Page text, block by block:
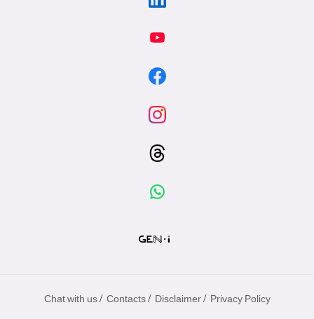
Chat with us / Contacts / Disclaimer / Privacy Policy